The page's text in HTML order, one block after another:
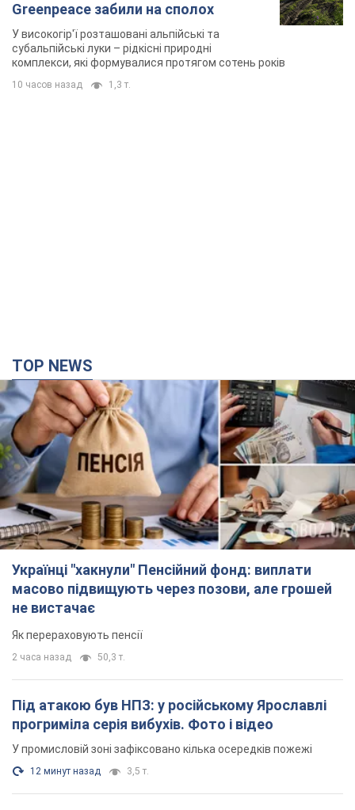
Greenpeace забили на сполох
У високогір'ї розташовані альпійські та
субальпійські луки – рідкісні природні
комплекси, які формувалися протягом сотень років
10 часов назад 1,3 т.
TOP NEWS
Українці "хакнули" Пенсійний фонд: виплати
масово підвищують через позови, але грошей
не вистачає
Як перераховують пенсії
2 часа назад 50,3 т.
Під атакою був НПЗ: у російському Ярославлі
прогриміла серія вибухів. Фото і відео
У промисловій зоні зафіксовано кілька осередків пожежі
12 минут назад 3,5 т.